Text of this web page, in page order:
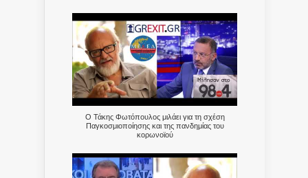
Ο Τάκης Φωτόπουλος μιλάει για τη σχέση
Παγκοσμιοποίησης και της πανδημίας του
κορωνοϊού